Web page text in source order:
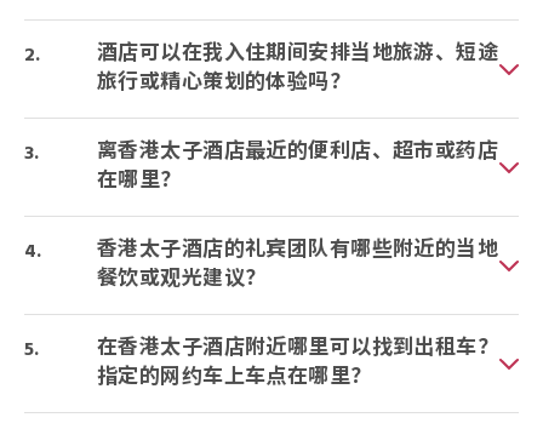
酒店可以在我入住期间安排当地旅游、短途
旅行或精心策划的体验吗？
离香港太子酒店最近的便利店、超市或药店
在哪里？
香港太子酒店的礼宾团队有哪些附近的当地
餐饮或观光建议？
在香港太子酒店附近哪里可以找到出租车？
指定的网约车上车点在哪里？